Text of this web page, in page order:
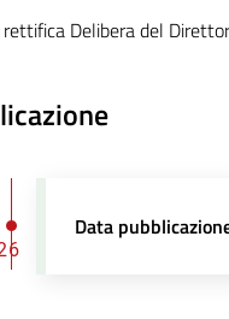
rettifica Delibera del
Data